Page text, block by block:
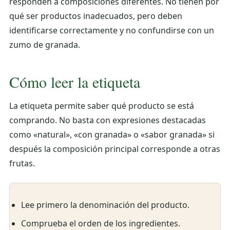
qué ser productos inadecuados, pero deben
identificarse correctamente y no confundirse con un
zumo de granada.
Cómo leer la etiqueta
La etiqueta permite saber qué producto se está
comprando. No basta con expresiones destacadas
como «natural», «con granada» o «sabor granada» si
después la composición principal corresponde a otras
frutas.
Lee primero la denominación del producto.
Comprueba el orden de los ingredientes.